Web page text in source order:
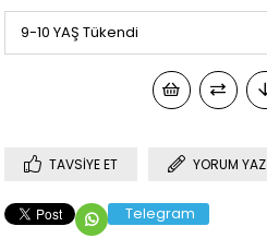
TAVSIYE ET YORUM YAZ
Telegram